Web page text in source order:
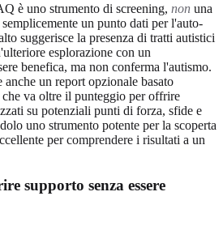
è uno strumento di screening, non una
un punto dati per l'auto-
suggerisce la presenza di tratti autistici
esplorazione con un
benefica, ma non conferma l'autismo.
un report opzionale basato
va oltre il punteggio per offrire
su potenziali punti di forza, sfide e
uno strumento potente per la scoperta
percomprendere i risultati a un
supporto senza essere